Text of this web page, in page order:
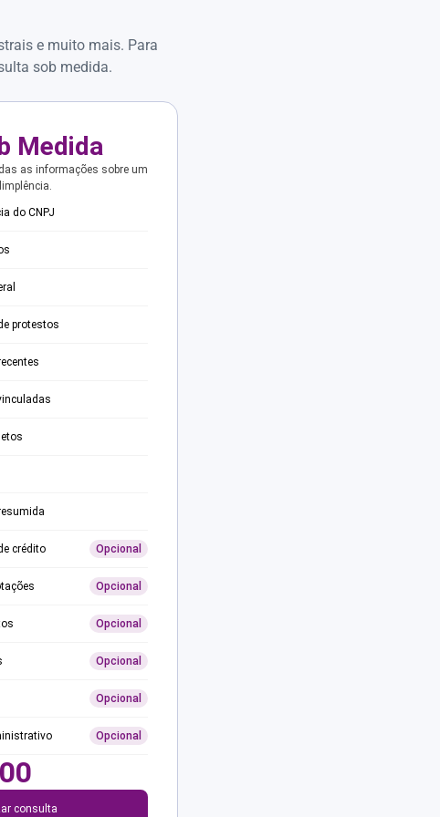
e muito mais. Para
sob medida.
Medida
as informações sobre um
do CNPJ
protestos
crédito Opcional
Opcional
Opcional
Opcional
Opcional
Opcional
consulta